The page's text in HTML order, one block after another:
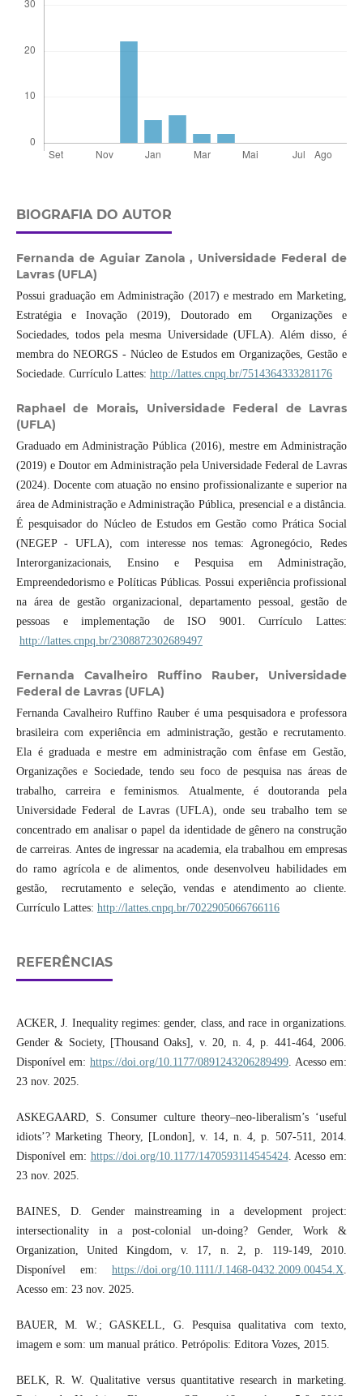
BIOGRAFIA DO AUTOR
Fernanda de Aguiar Zanola , Universidade Federal de
Lavras (UFLA)
Possui graduação em Administração (2017) e mestrado em Marketing,
Estratégia e Inovação (2019), Doutorado em Organizações e
Sociedades, todos pela mesma Universidade (UFLA). Além disso, é
membra do NEORGS - Núcleo de Estudos em Organizações, Gestão e
Sociedade. Currículo Lattes: http://lattes.cnpq.br/7514364333281176
Raphael de Morais, Universidade Federal de Lavras
(UFLA)
Graduado em Administração Pública (2016), mestre em Administração
(2019) e Doutor em Administração pela Universidade Federal de Lavras
(2024). Docente com atuação no ensino profissionalizante e superior na
área de Administração e Administração Pública, presencial e a distância.
É pesquisador do Núcleo de Estudos em Gestão como Prática Social
(NEGEP - UFLA), com interesse nos temas: Agronegócio, Redes
Interorganizacionais, Ensino e Pesquisa em Administração,
Empreendedorismo e Políticas Públicas. Possui experiência profissional
na área de gestão organizacional, departamento pessoal, gestão de
pessoas e implementação de ISO 9001. Currículo Lattes:
http://lattes.cnpq.br/2308872302689497
Fernanda Cavalheiro Ruffino Rauber, Universidade
Federal de Lavras (UFLA)
Fernanda Cavalheiro Ruffino Rauber é uma pesquisadora e professora
brasileira com experiência em administração, gestão e recrutamento.
Ela é graduada e mestre em administração com ênfase em Gestão,
Organizações e Sociedade, tendo seu foco de pesquisa nas áreas de
trabalho, carreira e feminismos. Atualmente, é doutoranda pela
Universidade Federal de Lavras (UFLA), onde seu trabalho tem se
concentrado em analisar o papel da identidade de gênero na construção
de carreiras. Antes de ingressar na academia, ela trabalhou em empresas
do ramo agrícola e de alimentos, onde desenvolveu habilidades em
gestão, recrutamento e seleção, vendas e atendimento ao cliente.
Currículo Lattes: http://lattes.cnpq.br/7022905066766116
REFERÊNCIAS
ACKER, J. Inequality regimes: gender, class, and race in organizations.
Gender & Society, [Thousand Oaks], v. 20, n. 4, p. 441‑464, 2006.
Disponível em: https://doi.org/10.1177/0891243206289499 . Acesso em:
23 nov. 2025.
ASKEGAARD, S. Consumer culture theory–neo-liberalism’s ‘useful
idiots’? Marketing Theory, [London], v. 14, n. 4, p. 507-511, 2014.
Disponível em: https://doi.org/10.1177/1470593114545424. Acesso em:
23 nov. 2025.
BAINES, D. Gender mainstreaming in a development project:
intersectionality in a post-colonial un-doing? Gender, Work &
Organization, United Kingdom, v. 17, n. 2, p. 119-149, 2010.
Disponível em:https://doi.org/10.1111/J.1468-0432.2009.00454.X
Acesso em: 23 nov. 2025.
BAUER, M. W.; GASKELL, G. Pesquisa qualitativa com texto,
imagem e som: um manual prático. Petrópolis: Editora Vozes, 2015.
BELK, R. W. Qualitative versus quantitative research in marketing.